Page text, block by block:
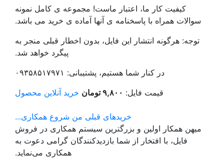
کیفیت کار ما، اعتبار ماست! مجموعه ی کامل نمونه
سوالات همراه با پاسخنامه ی آنها آماده ی خرید می باشد.
توجه: هرگونه انتشار این فایل، بدون اخطار قبلی منجر به
پیگرد خواهد شد.
در کنار شما هستیم، پشتیبانی: ۰۹۳۵۸۵۱۷۹۷۱
قیمت فایل: ۹,۸۰۰ تومان خرید آنلاین محصول
خریدهای قبلی من شروع همکاری...
میهن همکار اولین و بزرگترین سیستم همکاری در فروش
فایل، با افتخار از شما بازدیدکنندگان گرامی دعوت به
همکاری می‌نماید.